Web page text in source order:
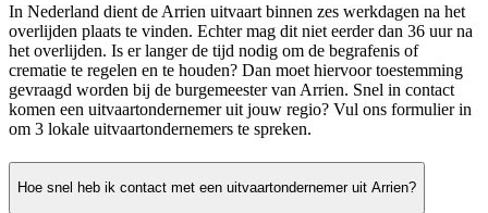
In Nederland dient de Arrien uitvaart binnen zes werkdagen na het
overlijden plaats te vinden. Echter mag dit niet eerder dan 36 uur na
het overlijden. Is er langer de tijd nodig om de begrafenis of
crematie te regelen en te houden? Dan moet hiervoor toestemming
gevraagd worden bij de burgemeester van Arrien. Snel in contact
komen een uitvaartondernemer uit jouw regio? Vul ons formulier in
om 3 lokale uitvaartondernemers te spreken.
Hoe snel heb ik contact met een uitvaartondernemer uit Arrien?